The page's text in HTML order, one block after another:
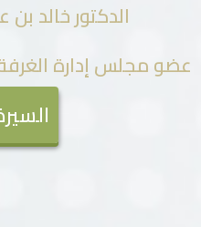
الدكتور خالد
عضو مجلس إدارة الغرفة